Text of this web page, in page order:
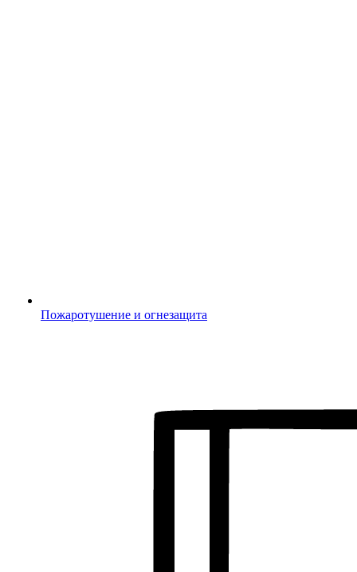
Пожаротушение и огнезащита